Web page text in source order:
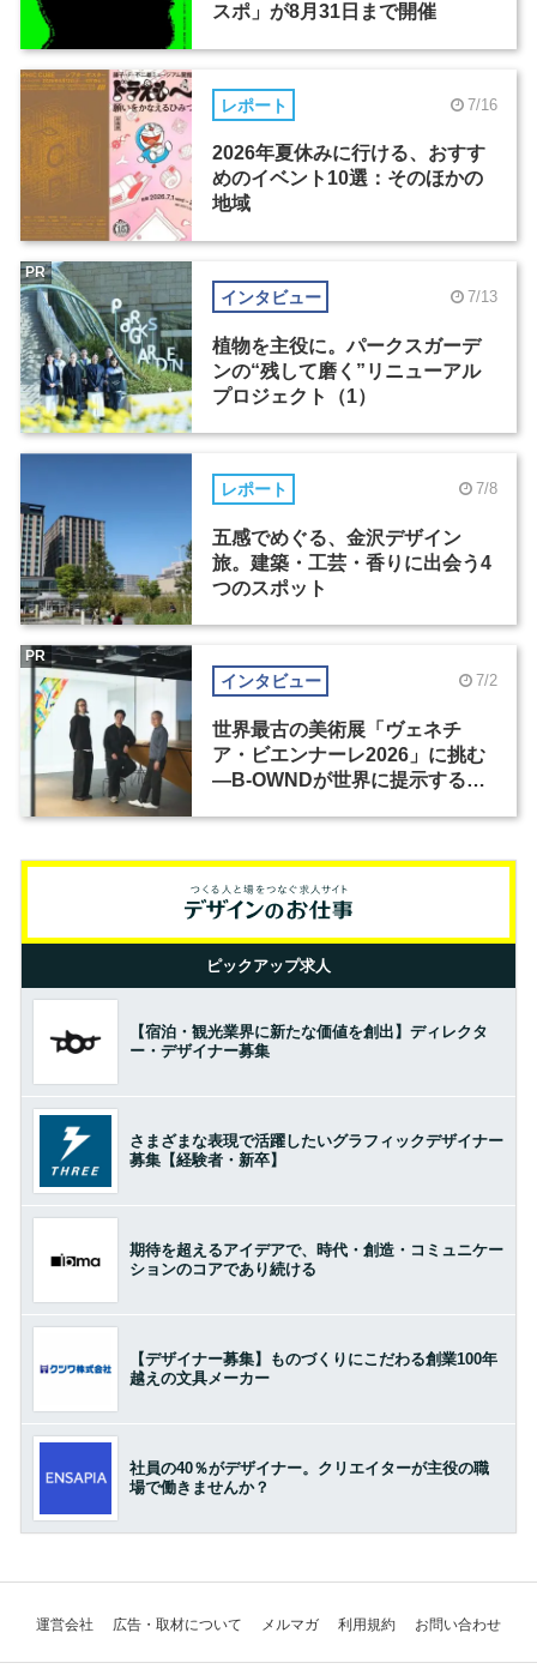
スポ」が8月31日まで開催
レポート 7/16
2026年夏休みに行ける、おすす
めのイベント10選：そのほかの
地域
インタビュー 7/13
植物を主役に。パークスガーデ
ンの“残して磨く”リニューアル
プロジェクト（1）
PR
レポート 7/8
五感でめぐる、金沢デザイン
旅。建築・工芸・香りに出会う4
つのスポット
インタビュー 7/2
世界最古の美術展「ヴェネチ
ア・ビエンナーレ2026」に挑む
―B-OWNDが世界に提示する美
PR
ピックアップ求人
【宿泊・観光業界に新たな価値を創出】ディレクタ
ー・デザイナー募集
さまざまな表現で活躍したいグラフィックデザイナー
募集【経験者・新卒】
期待を超えるアイデアで、時代・創造・コミュニケー
ションのコアであり続ける
【デザイナー募集】ものづくりにこだわる創業100年
越えの文具メーカー
社員の40％がデザイナー。クリエイターが主役の職
場で働きませんか？
運営会社 広告・取材について メルマガ 利用規約 お問い合わせ